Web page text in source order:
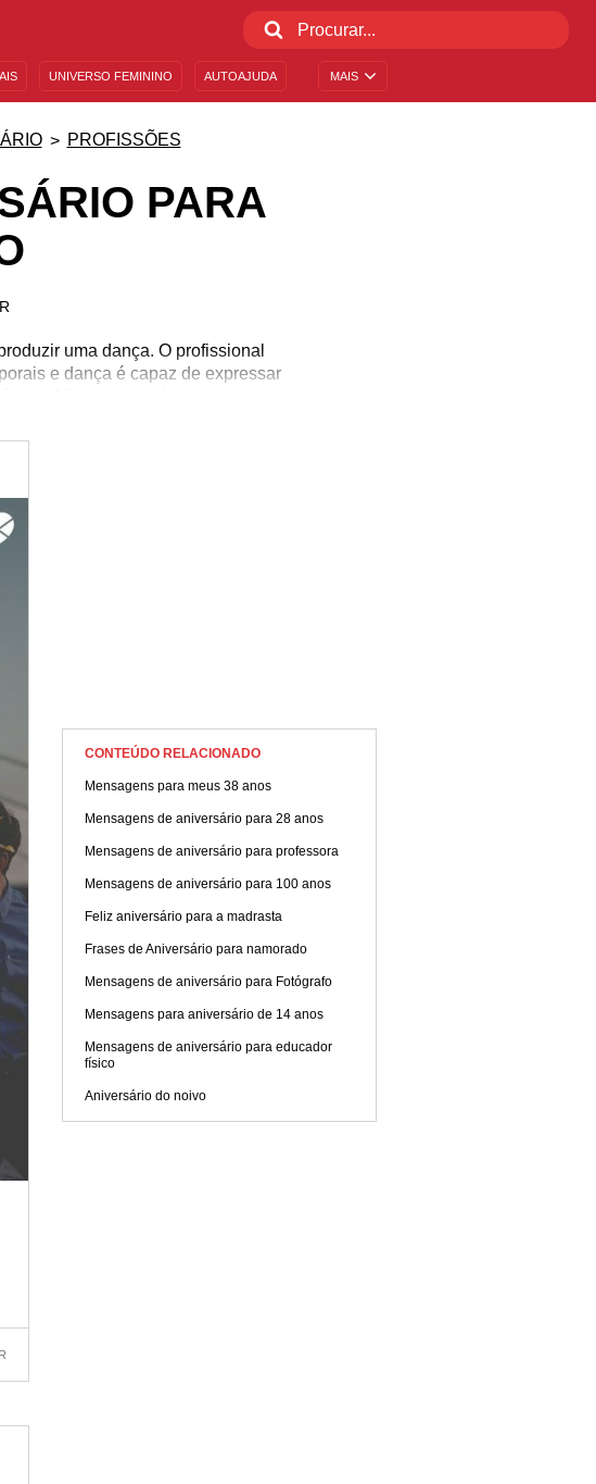
MAIS
UNIVERSO FEMININO AUTOAJUDA
PROFISSÕES
PARA
uma dança. O profissional
e dança é capaz de expressar
São pessoas dotadas de ritmo,
que está fazendo aniversário?
de celebração para que você
CONTEÚDO RELACIONADO
Mensagens para meus 38 anos
Mensagens de aniversário para 28 anos
Mensagens de aniversário para professora
Mensagens de aniversário para 100 anos
Feliz aniversário para a madrasta
Frases de Aniversário para namorado
Mensagens de aniversário para Fotógrafo
Mensagens para aniversário de 14 anos
Mensagens de aniversário para educador
físico
Aniversário do noivo